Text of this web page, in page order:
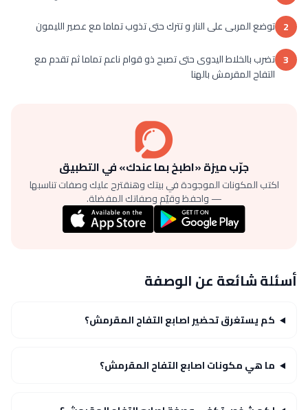
2 توضع المربى على النار و تترك حتى تذوب تماما مع عصير الليمون
3 تضرب بالخلاط اليدوى حتى تصبح ذو قوام ناعم تماما ثم تقدم مع
التفاح المقرمش بالهنا
جرّب ميزة «اطبخ بما عندك» في التطبيق
اكتب المكونات الموجودة في بيتك وهنقترح عليك وصفات تناسبها
— واحفظ وقيّم وصفاتك المفضلة.
أسئلة شائعة عن الوصفة
كم يستغرق تحضير اصابع التفاح المقرمش؟
ما هي مكونات اصابع التفاح المقرمش؟